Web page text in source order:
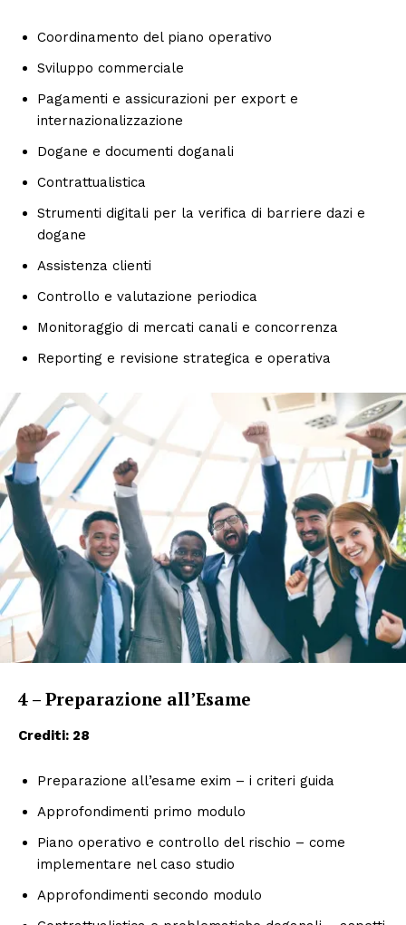
Coordinamento del piano operativo
Sviluppo commerciale
Pagamenti e assicurazioni per export e
internazionalizzazione
Dogane e documenti doganali
Contrattualistica
Strumenti digitali per la verifica di barriere dazi e
dogane
Assistenza clienti
Controllo e valutazione periodica
Monitoraggio di mercati canali e concorrenza
Reporting e revisione strategica e operativa
4 – Preparazione all’Esame
Crediti: 28
Preparazione all’esame exim – i criteri guida
Approfondimenti primo modulo
Piano operativo e controllo del rischio – come
implementare nel caso studio
Approfondimenti secondo modulo